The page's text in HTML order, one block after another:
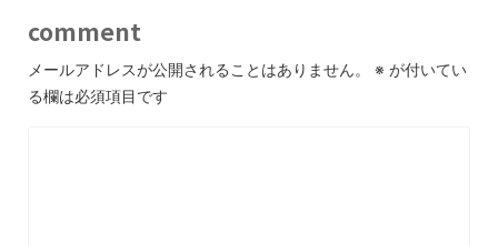
comment
メールアドレスが公開されることはありません。 ※ が付いてい
る欄は必須項目です